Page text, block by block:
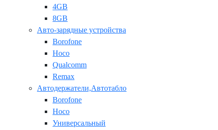
4GB
8GB
Авто-зарядные устройства
Borofone
Hoco
Qualcomm
Remax
Автодержатели,Автотабло
Borofone
Hoco
Универсальный